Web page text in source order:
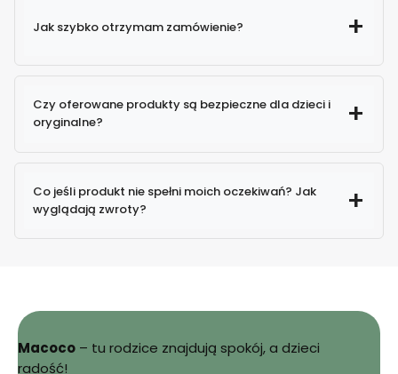
Jak szybko otrzymam zamówienie?
Czy oferowane produkty są bezpieczne dla dzieci i
oryginalne?
100% oryginalne produkty
Co jeśli produkt nie spełni moich oczekiwań? Jak
wyglądają zwroty?
Sprawdź
Macoco – tu rodzice znajdują spokój, a dzieci
radość!